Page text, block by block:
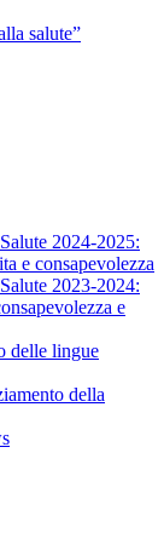
salute”
2024-2025:
e consapevolezza
2023‑2024:
e
delle lingue
della